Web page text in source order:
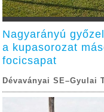
Nagyarányú
a kupasorozat
focicsapat
Dévaványai SE–Gyulai